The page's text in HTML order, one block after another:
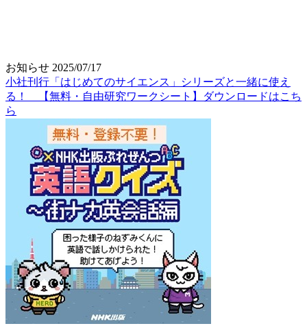
お知らせ 2025/07/17
小社刊行「はじめてのサイエンス」シリーズと一緒に使え
る！ 【無料・自由研究ワークシート】ダウンロードはこち
ら